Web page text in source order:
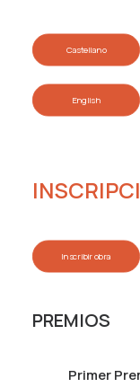
Castellano
English
Inscribir obra
PREMIOS
Primer